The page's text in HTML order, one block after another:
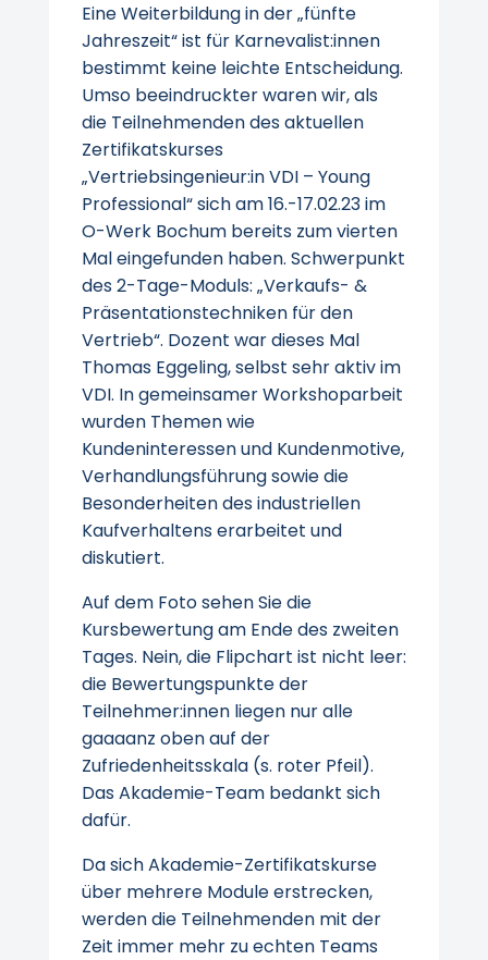
Eine Weiterbildung in der „fünfte
Jahreszeit“ ist für Karnevalist:innen
bestimmt keine leichte Entscheidung.
Umso beeindruckter waren wir, als
die Teilnehmenden des aktuellen
Zertifikatskurses
„Vertriebsingenieur:in VDI – Young
Professional“ sich am 16.-17.02.23 im
O-Werk Bochum bereits zum vierten
Mal eingefunden haben. Schwerpunkt
des 2-Tage-Moduls: „Verkaufs- &
Präsentationstechniken für den
Vertrieb“. Dozent war dieses Mal
Thomas Eggeling, selbst sehr aktiv im
VDI. In gemeinsamer Workshoparbeit
wurden Themen wie
Kundeninteressen und Kundenmotive,
Verhandlungsführung sowie die
Besonderheiten des industriellen
Kaufverhaltens erarbeitet und
diskutiert.
Auf dem Foto sehen Sie die
Kursbewertung am Ende des zweiten
Tages. Nein, die Flipchart ist nicht leer:
die Bewertungspunkte der
Teilnehmer:innen liegen nur alle
gaaaanz oben auf der
Zufriedenheitsskala (s. roter Pfeil).
Das Akademie-Team bedankt sich
dafür.
Da sich Akademie-Zertifikatskurse
über mehrere Module erstrecken,
werden die Teilnehmenden mit der
Zeit immer mehr zu echten Teams